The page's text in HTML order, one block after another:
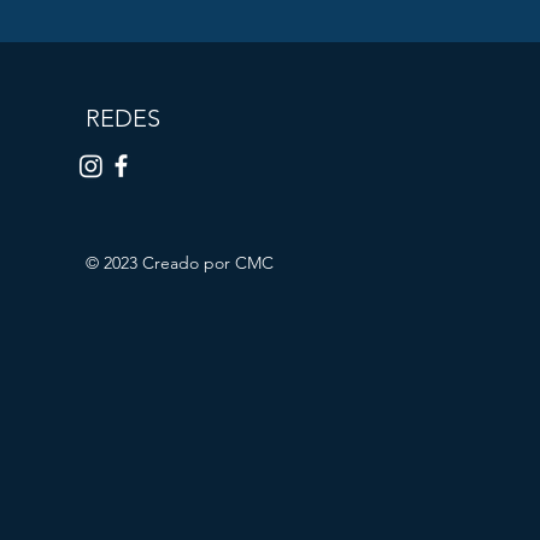
REDES
© 2023 Creado por CMC